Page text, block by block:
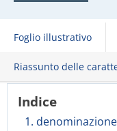
Foglio illustrativo
Riassunto delle
Indice
1.